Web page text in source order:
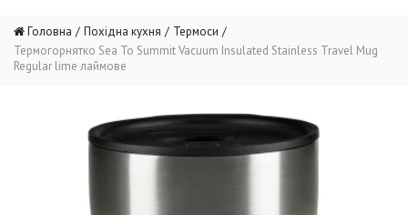
Головна Похідна кухня
Термоси
Термогорнятко Sea To Summit Vacuum Insulated Stainless Travel Mug
Regular lime лаймове